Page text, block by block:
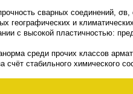
сварных соединений,
географических и
с высокой пластичностью:
среди прочих классов
счёт стабильного химического